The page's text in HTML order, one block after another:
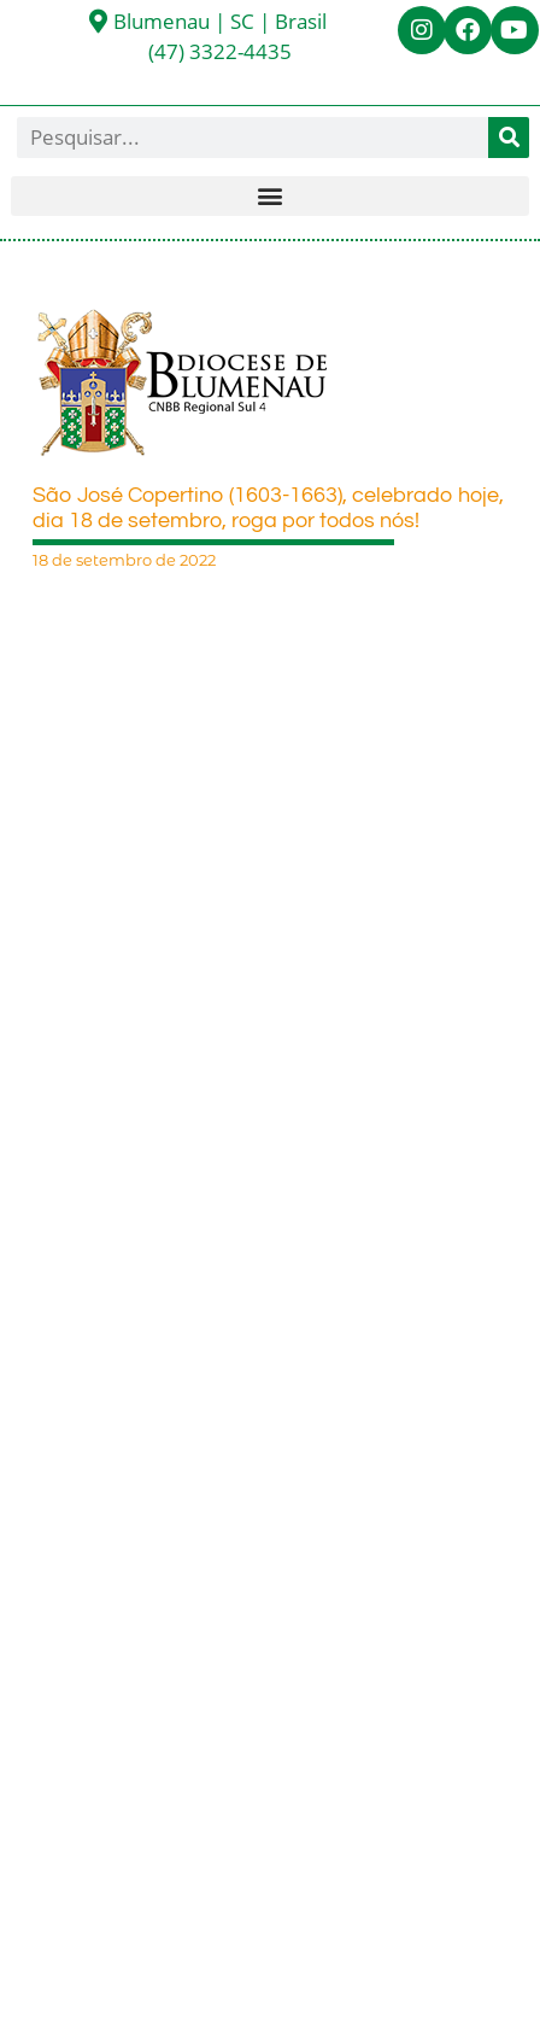
Blumenau | SC | Brasil
(47) 3322-4435
São José Copertino (1603-1663), celebrado hoje,
dia 18 de setembro, roga por todos nós!
18 de setembro de 2022